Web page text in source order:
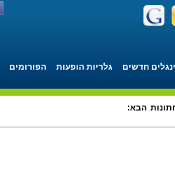
חדשים גלריות הופעות הפורומים
הבא: